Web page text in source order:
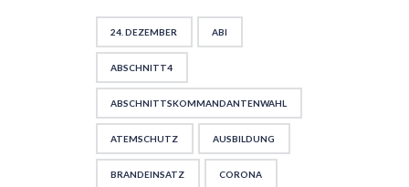
24. DEZEMBER ABI
ABSCHNITT4
ABSCHNITTSKOMMANDANTENWAHL
ATEMSCHUTZ AUSBILDUNG
BRANDEINSATZ CORONA